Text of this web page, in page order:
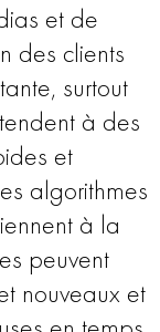
et de
des clients
surtout
à des
et
algorithmes
à la
peuvent
nouveaux et